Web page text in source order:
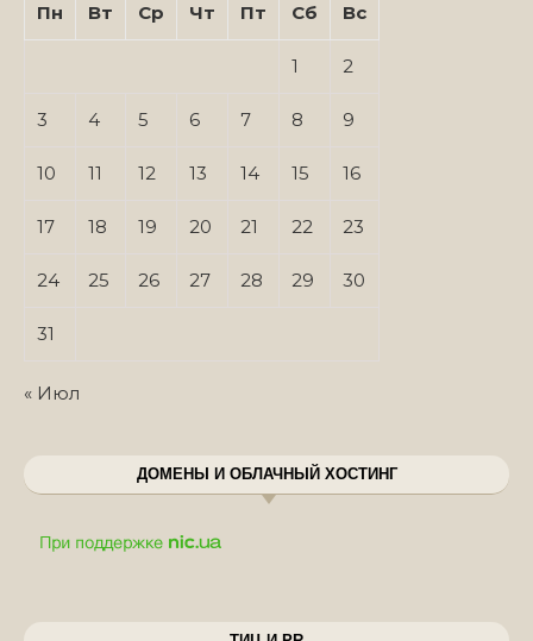
Пн
Вт Ср Чт Пт Сб Вс
1 2
3 4 5 6 7 8 9
10 11 12 13 14 15 16
17 18 19 20 21 22 23
24 25 26 27 28 29 30
31
« Июл
ДОМЕНЫ И ОБЛАЧНЫЙ ХОСТИНГ